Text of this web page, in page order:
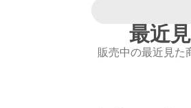
最近
販売中の最近見た